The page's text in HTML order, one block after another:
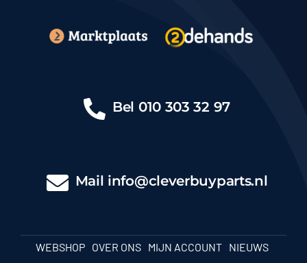
Bel 010 303 32 97
Mail info@cleverbuyparts.nl
WEBSHOP OVER ONS MIJN ACCOUNT
NIEUWS